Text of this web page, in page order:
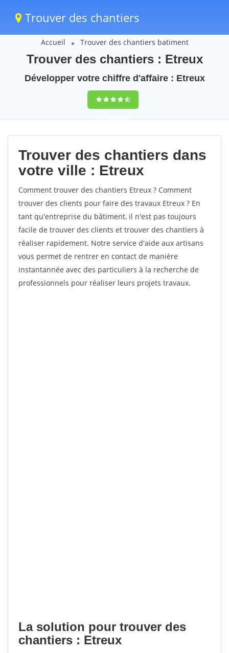
Trouver des chantiers
Accueil Trouver des chantiers batiment
Trouver des chantiers : Etreux
Développer votre chiffre d'affaire : Etreux
9,5(100%)60
votes
Trouver des chantiers dans
votre ville : Etreux
Comment trouver des chantiers Etreux ? Comment
trouver des clients pour faire des travaux Etreux ? En
tant qu'entreprise du bâtiment, il n'est pas toujours
facile de trouver des clients et trouver des chantiers à
réaliser rapidement. Notre service d'aide aux artisans
vous permet de rentrer en contact de manière
instantannée avec des particuliers à la recherche de
professionnels pour réaliser leurs projets travaux.
La solution pour trouver des
chantiers : Etreux